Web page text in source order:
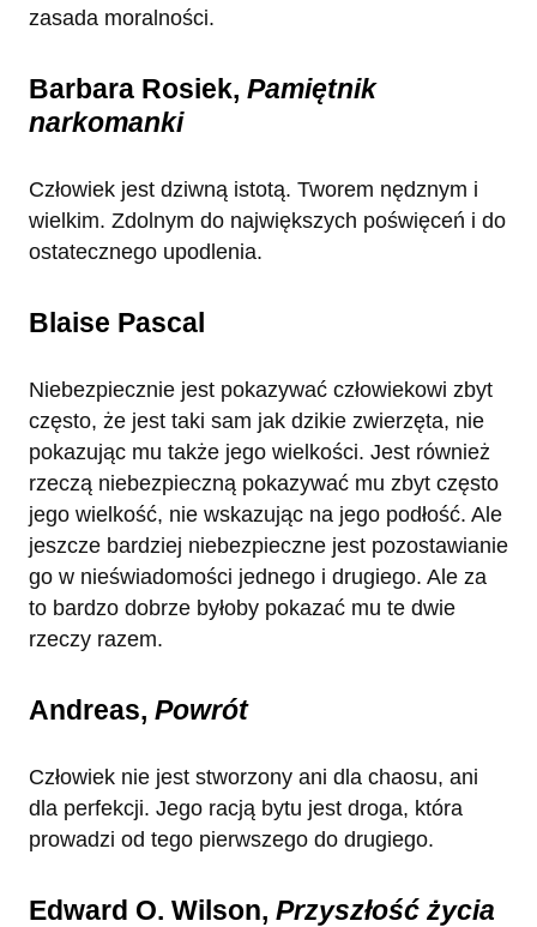
zasada moralności.
Barbara Rosiek, Pamiętnik
narkomanki
Człowiek jest dziwną istotą. Tworem nędznym i
wielkim. Zdolnym do największych poświęceń i do
ostatecznego upodlenia.
Blaise Pascal
Niebezpiecznie jest pokazywać człowiekowi zbyt
często, że jest taki sam jak dzikie zwierzęta, nie
pokazując mu także jego wielkości. Jest również
rzeczą niebezpieczną pokazywać mu zbyt często
jego wielkość, nie wskazując na jego podłość. Ale
jeszcze bardziej niebezpieczne jest pozostawianie
go w nieświadomości jednego i drugiego. Ale za
to bardzo dobrze byłoby pokazać mu te dwie
rzeczy razem.
Andreas, Powrót
Człowiek nie jest stworzony ani dla chaosu, ani
dla perfekcji. Jego racją bytu jest droga, która
prowadzi od tego pierwszego do drugiego.
Edward O. Wilson, Przyszłość życia